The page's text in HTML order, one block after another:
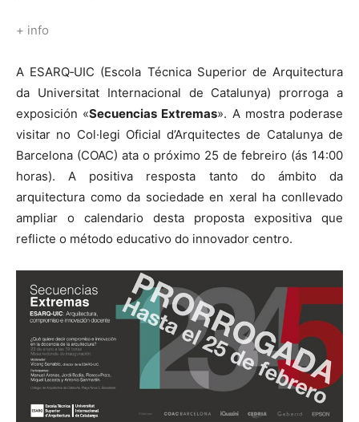
+ info
A ESARQ‐UIC (Escola Técnica Superior de Arquitectura
da Universitat Internacional de Catalunya) prorroga a
exposición «Secuencias Extremas». A mostra poderase
visitar no Col·legi Oficial d’Arquitectes de Catalunya de
Barcelona (COAC) ata o próximo 25 de febreiro (ás 14:00
horas). A positiva resposta tanto do ámbito da
arquitectura como da sociedade en xeral ha conllevado
ampliar o calendario desta proposta expositiva que
reflicte o método educativo do innovador centro.